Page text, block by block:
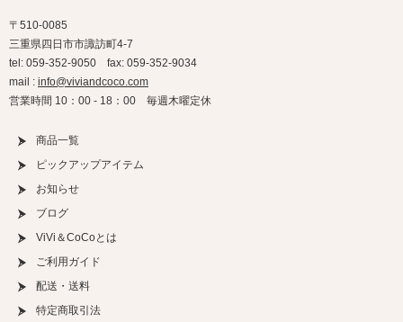
〒510-0085
三重県四日市市諏訪町4-7
tel: 059-352-9050 fax: 059-352-9034
mail : info@viviandcoco.com
営業時間 10：00 - 18：00 毎週木曜定休
商品一覧
ピックアップアイテム
お知らせ
ブログ
ViVi＆CoCoとは
ご利用ガイド
配送・送料
特定商取引法